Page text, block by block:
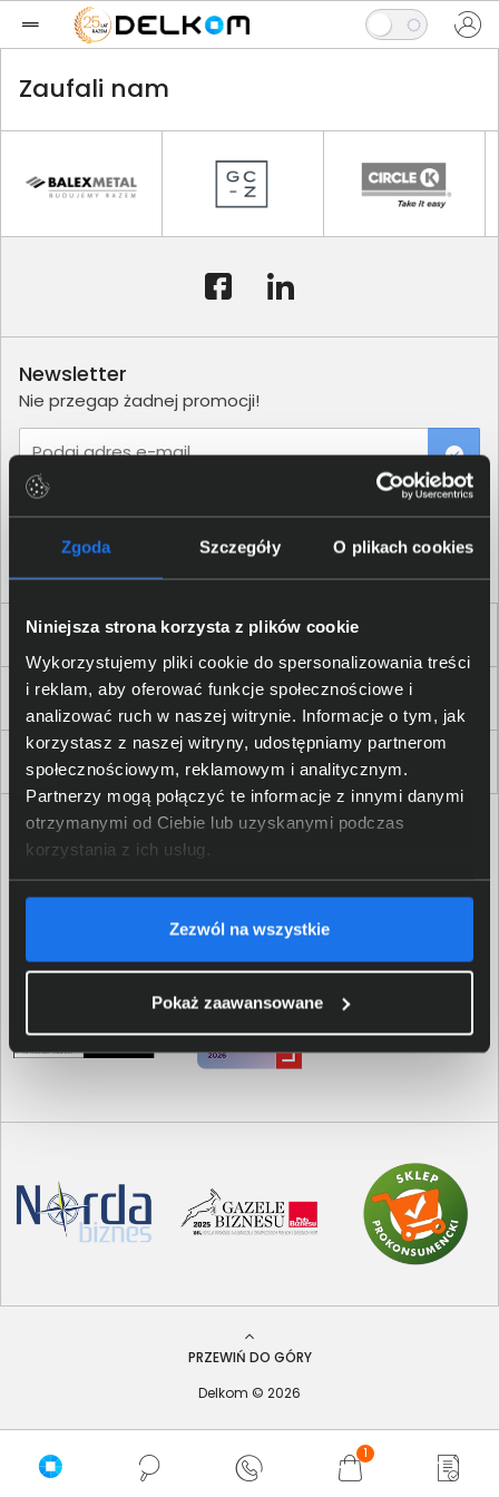
Zgoda Szczegóły O plikach cookies
Niniejsza strona korzysta z plików cookie
Wykorzystujemy pliki cookie do spersonalizowania treści
i reklam, aby oferować funkcje społecznościowe i
analizować ruch w naszej witrynie. Informacje o tym, jak
korzystasz z naszej witryny, udostępniamy partnerom
społecznościowym, reklamowym i analitycznym.
Partnerzy mogą połączyć te informacje z innymi danymi
otrzymanymi od Ciebie lub uzyskanymi podczas
korzystania z ich usług.
Zezwól na wszystkie
Pokaż zaawansowane
1
Zaufali nam
Dla Firm i Instytucji
Zakupy
Delkom 2000
Newsletter
Nie przegap żadnej promocji!
Podaj adres e-mail
PRZEWIŃ DO GÓRY
Delkom © 2026